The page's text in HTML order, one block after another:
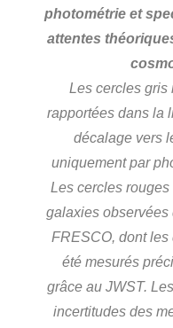
photométrie et
attentes
Les cercles gris
rapportées dans la
décalage vers
uniquement par
Les cercles
galaxies observées
FRESCO, dont
été mesurés
grâce au JWST.
incertitudes des